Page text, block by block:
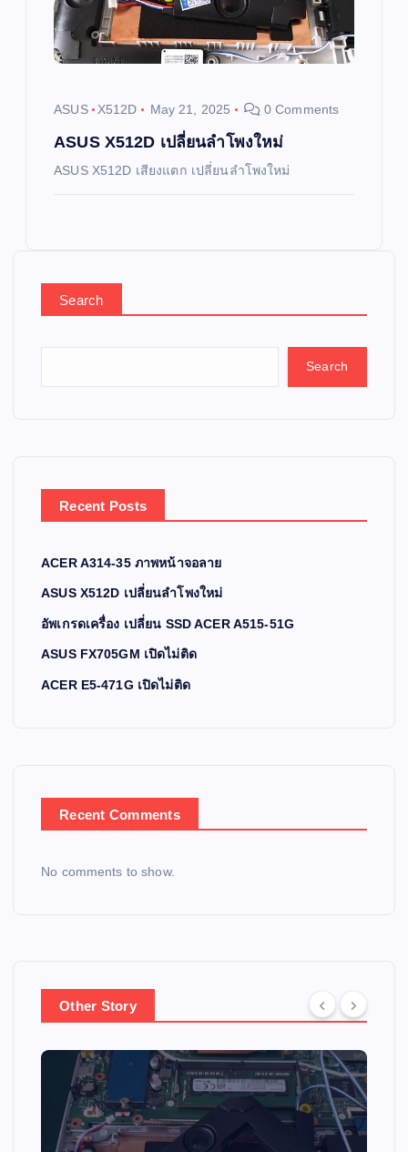
ASUS X512D May 21, 2025 0 Comments
ASUS X512D เปลี่ยนลำโพงใหม่
ASUS X512D เสียงแตก เปลี่ยนลำโพงใหม่
Search
Search
Recent Posts
ACER A314-35 ภาพหน้าจอลาย
ASUS X512D เปลี่ยนลำโพงใหม่
อัพเกรดเครื่อง เปลี่ยน SSD ACER A515-51G
ASUS FX705GM เปิดไม่ติด
ACER E5-471G เปิดไม่ติด
Recent Comments
No comments to show.
Other Story